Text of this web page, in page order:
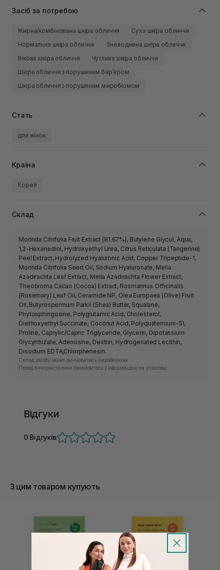
Засіб за потребою
Жирна/комбінована шкіра обличчя
Суха шкіра обличчя
Нормальна шкіра обличчя
Зневоднена шкіра обличчя
Вікова шкіра обличчя
Чутлива шкіра обличчя
Шкіра обличчя з порушеним барʼєром
Шкіра обличчя з порушеним мікробіомом
Стать
для жінок
Країна
Корея
Склад
Morinda Citrifolia Fruit Extract (81.67%), Butylene Glycol, Aqua,
1,2-Hexanediol, Hydroxyethyl Urea, Citrus Reticulata (Tangerine)
Peel Extract, Hydrolyzed Hyaluronic Acid, Copper Tripeptide-1,
Morinda Citrifolia Seed Oil, Sodium Hyaluronate, Melia
Azadirachta Leaf Extract, Melia Azadirachta Flower Extract,
Theobroma Cacao (Cocoa) Extract, Rosmarinus Officinalis
(Rosemary) Leaf Oil, Ceramide NP, Olea Europaea (Olive) Fruit
Oil, Butyrospermum Parkii (Shea) Butter, Squalane,
Phytosphingosine, Polyglutamic Acid, Cholesterol,
Diethoxyethyl Succinate, Coconut Acid, Polyquaternium-51,
Proline, Caprylic/Capric Triglyceride, Glycerin, Dipotassium
Glycyrrhizate, Adenosine, Dextrin, Hydrogenated Lecithin,
Disodium EDTA,Chlorphenesin.
Склад засобу може змінюватись виробником.
Перед використанням ознайомтесь з інформацією на упаковці.
Відгуки
0 Відгуків
З цим товаром купують